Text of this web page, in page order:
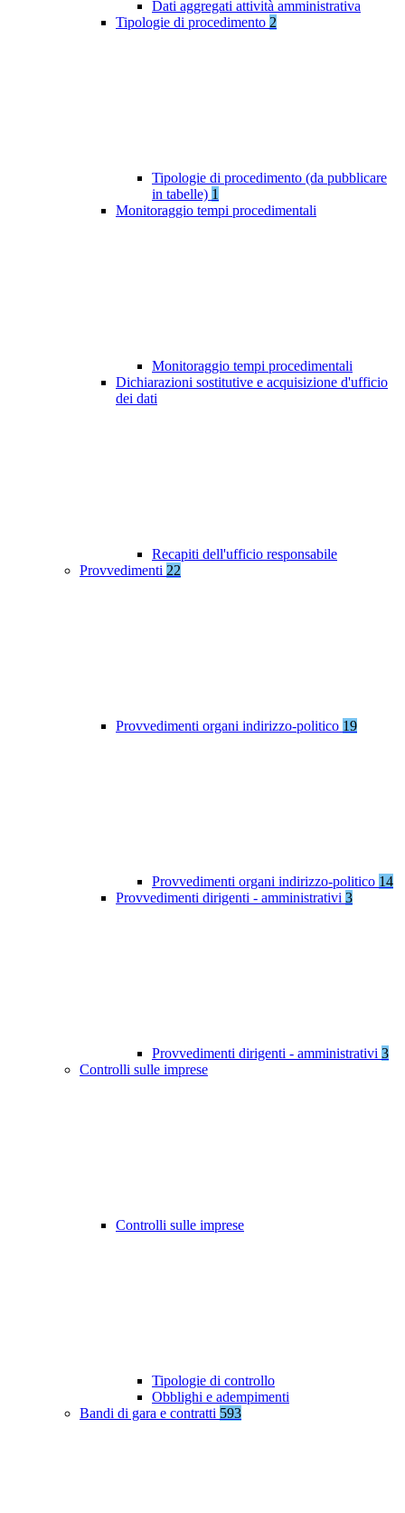
Dati aggregati attività amministrativa
Tipologie di procedimento 2
Tipologie di procedimento (da pubblicare
in tabelle) 1
Monitoraggio tempi procedimentali
Monitoraggio tempi procedimentali
Dichiarazioni sostitutive e acquisizione d'ufficio
dei dati
Recapiti dell'ufficio responsabile
Provvedimenti 22
Provvedimenti organi indirizzo-politico 19
Provvedimenti organi indirizzo-politico 14
Provvedimenti dirigenti - amministrativi 3
Provvedimenti dirigenti - amministrativi 3
Controlli sulle imprese
Controlli sulle imprese
Tipologie di controllo
Obblighi e adempimenti
Bandi di gara e contratti 593